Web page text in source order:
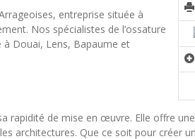
entreprise située à
Nos spécialistes de l’ossature
Douai, Lens, Bapaume et
rapidité de mise en œuvre. Elle offre
architectures. Que ce soit pour créer